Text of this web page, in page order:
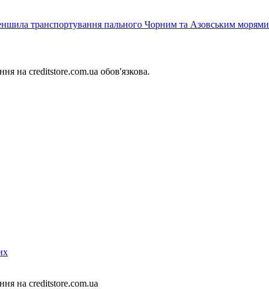
транспортування пального Чорним та Азовським морями
на creditstore.com.ua обов'язкова.
на creditstore.com.ua